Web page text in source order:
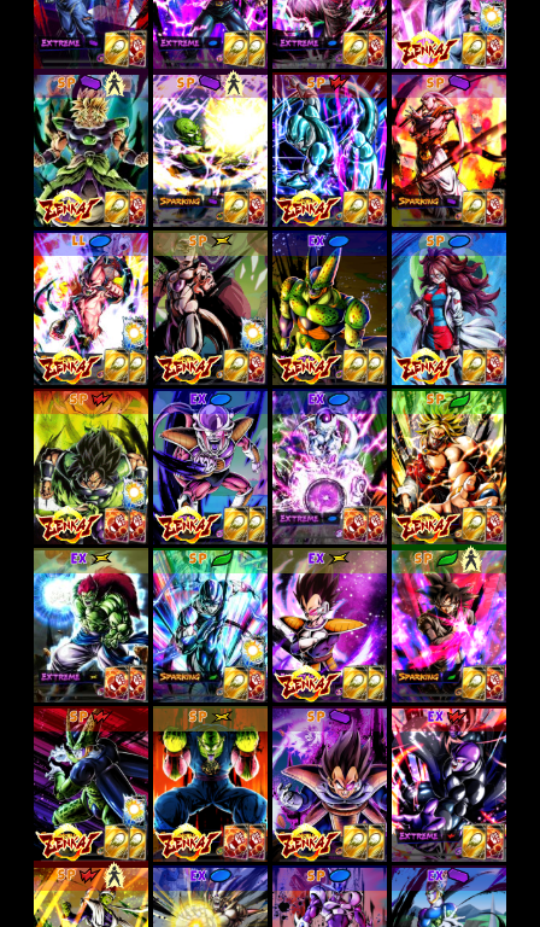
SP SP SP SP
LL SP EX SP
SP EX EX SP
EX SP EX SP
SP SP SP EX
SP EX SP EX